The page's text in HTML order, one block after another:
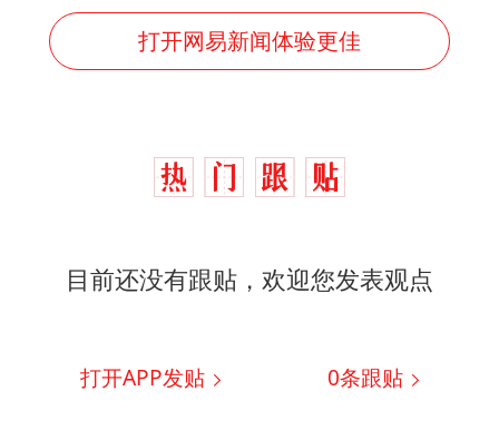
打开网易新闻体验更佳
目前还没有跟贴，欢迎您发表观点
打开APP发贴 0条跟贴